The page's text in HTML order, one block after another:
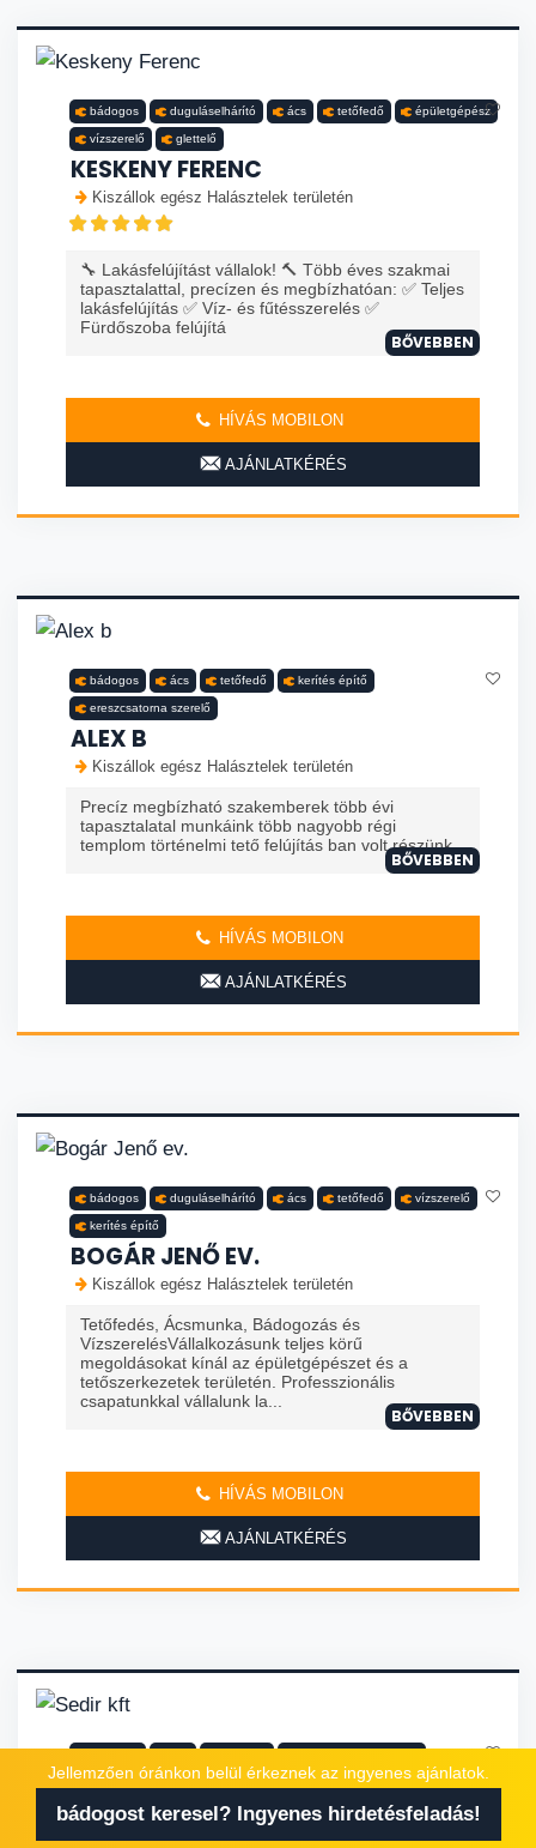
bádogos duguláselhárító ács tetőfedő épületgépész
vízszerelő glettelő
KESKENY FERENC
Kiszállok egész Halásztelek területén
🔧 Lakásfelújítást vállalok! 🔨 Több éves szakmai
tapasztalattal, precízen és megbízhatóan: ✅ Teljes
lakásfelújítás ✅ Víz- és fűtésszerelés ✅
Fürdőszoba felújítá
BŐVEBBEN
HÍVÁS MOBILON
AJÁNLATKÉRÉS
bádogos ács tetőfedő kerítés építő
ereszcsatorna szerelő
ALEX B
Kiszállok egész Halásztelek területén
Precíz megbízható szakemberek több évi
tapasztalatal munkáink több nagyobb régi
templom történelmi tető felújítás ban volt részünk
BŐVEBBEN
HÍVÁS MOBILON
AJÁNLATKÉRÉS
bádogos duguláselhárító ács tetőfedő vízszerelő
kerítés építő
BOGÁR JENŐ EV.
Kiszállok egész Halásztelek területén
Tetőfedés, Ácsmunka, Bádogozás és
VízszerelésVállalkozásunk teljes körű
megoldásokat kínál az épületgépészet és a
tetőszerkezetek területén. Professzionális
csapatunkkal vállalunk la...
BŐVEBBEN
HÍVÁS MOBILON
AJÁNLATKÉRÉS
SEDIR KFT
Kiszállok egész Halásztelek területén
Jellemzően óránkon belül érkeznek az ingyenes ajánlatok.
bádogost keresel? Ingyenes hirdetésfeladás!